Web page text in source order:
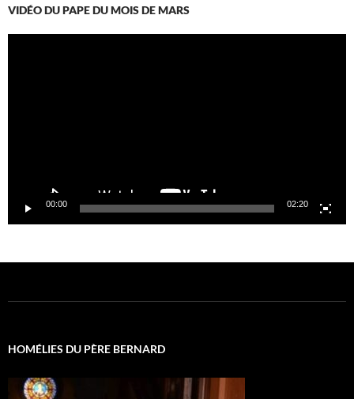
VIDÉO DU PAPE DU MOIS DE MARS
00:00 02:20
HOMÉLIES DU PÈRE BERNARD